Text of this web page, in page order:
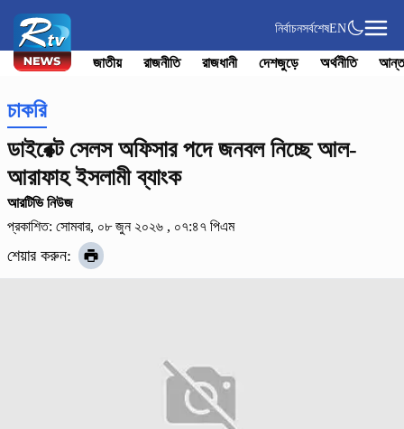
নির্বাচনসর্বশেষEN
জাতীয় রাজনীতি রাজধানী দেশজুড়ে অর্থনীতি
চাকরি
ডাইরেক্ট সেলস অফিসার পদে জনবল নিচ্ছে আল-
আরাফাহ ইসলামী ব্যাংক
আরটিভি নিউজ
প্রকাশিত: সোমবার, ০৮ জুন ২০২৬ , ০৭:৪৭ পিএম
শেয়ার করুন: